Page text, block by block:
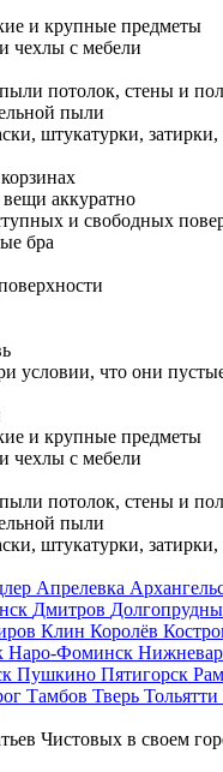
и крупные предметы
чехлы с мебели
потолок, стены и пол
пыли
штукатурки,
аккуратно
и свободных
бра
условии, что они
и крупные предметы
чехлы с мебели
потолок, стены и пол
пыли
штукатурки,
Апрелевка
Дмитров
Клин Королёв
Наро-Фоминск
Пушкино Пятигорск
Тамбов Тверь Тольятти
Чистовых в своем